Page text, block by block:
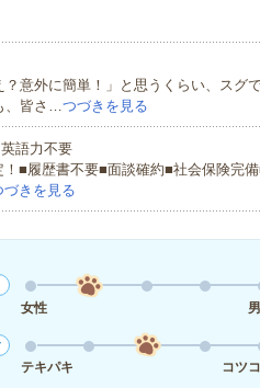
意外に簡単！」と思うくらい、スグ
、皆さ…つづきを見る
語力不要
■履歴書不要■面談確約■社会保険完
づきを見る
女性
テキパキ
コツ